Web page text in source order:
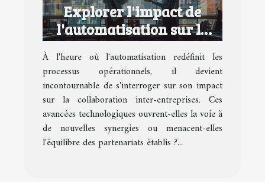
Explorer l'impact de
l'automatisation sur la
collaboration inter-
entreprises
À l'heure où l'automatisation redéfinit les
processus opérationnels, il devient
incontournable de s'interroger sur son impact
sur la collaboration inter-entreprises. Ces
avancées technologiques ouvrent-elles la voie à
de nouvelles synergies ou menacent-elles
l'équilibre des partenariats établis ?...